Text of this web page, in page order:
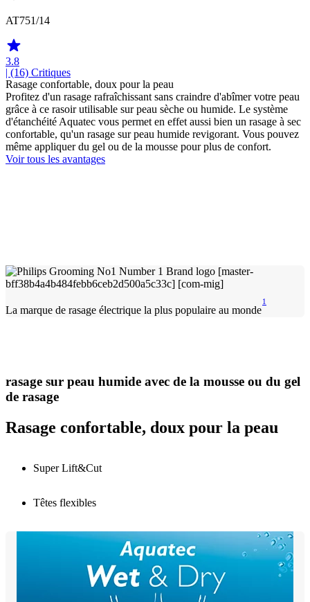
AT751/14
3.8
| (16) Critiques
Rasage confortable, doux pour la peau
Profitez d'un rasage rafraîchissant sans craindre d'abîmer votre peau
grâce à ce rasoir utilisable sur peau sèche ou humide. Le système
d'étanchéité Aquatec vous permet en effet aussi bien un rasage à sec
confortable, qu'un rasage sur peau humide revigorant. Vous pouvez
même appliquer du gel ou de la mousse pour plus de confort.
Voir tous les avantages
La marque de rasage électrique la plus populaire au monde
1
rasage sur peau humide avec de la mousse ou du gel
de rasage
Rasage confortable, doux pour la peau
Super Lift&Cut
Têtes flexibles